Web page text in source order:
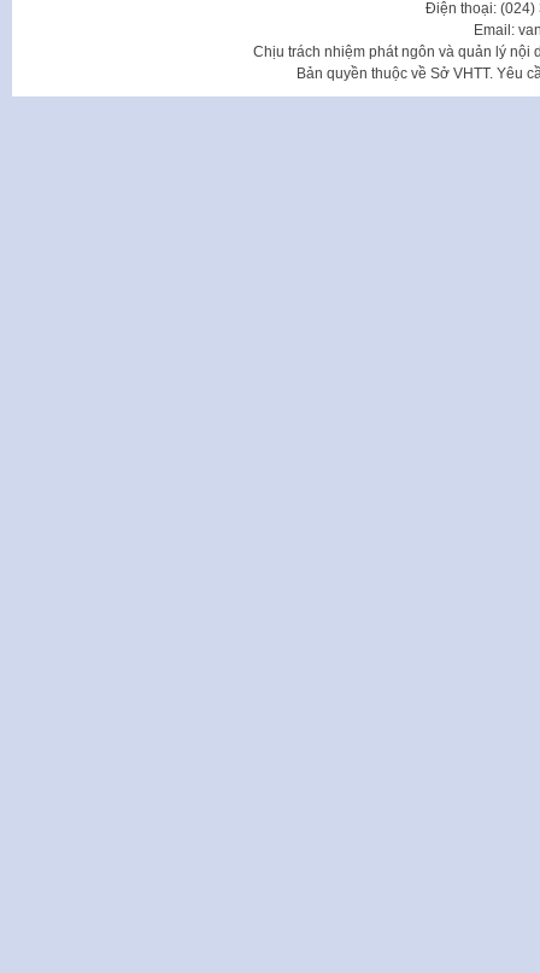
Điện thoại: (024)
Email:
Chịu trách nhiệm phát ngôn và quản lý nội
Bản quyền thuộc về Sở VHTT. Yêu